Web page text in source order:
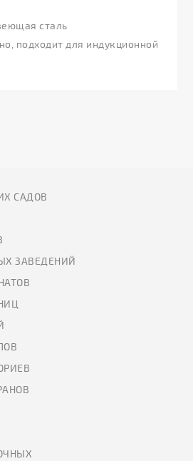
сталь
подходит для индукционной
САДОВ
ЗАВЕДЕНИЙ